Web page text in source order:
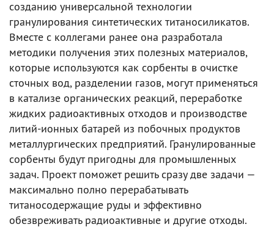
созданию универсальной технологии
гранулирования синтетических титаносиликатов.
Вместе с коллегами ранее она разработала
методики получения этих полезных материалов,
которые используются как сорбенты в очистке
сточных вод, разделении газов, могут применяться
в катализе органических реакций, переработке
жидких радиоактивных отходов и производстве
литий-ионных батарей из побочных продуктов
металлургических предприятий. Гранулированные
сорбенты будут пригодны для промышленных
задач. Проект поможет решить сразу две задачи —
максимально полно перерабатывать
титаносодержащие руды и эффективно
обезвреживать радиоактивные и другие отходы.